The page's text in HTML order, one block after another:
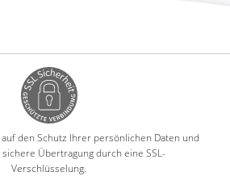
den Schutz Ihrer persönlichen Daten und
Übertragung durch eine SSL-
Verschlüsselung.